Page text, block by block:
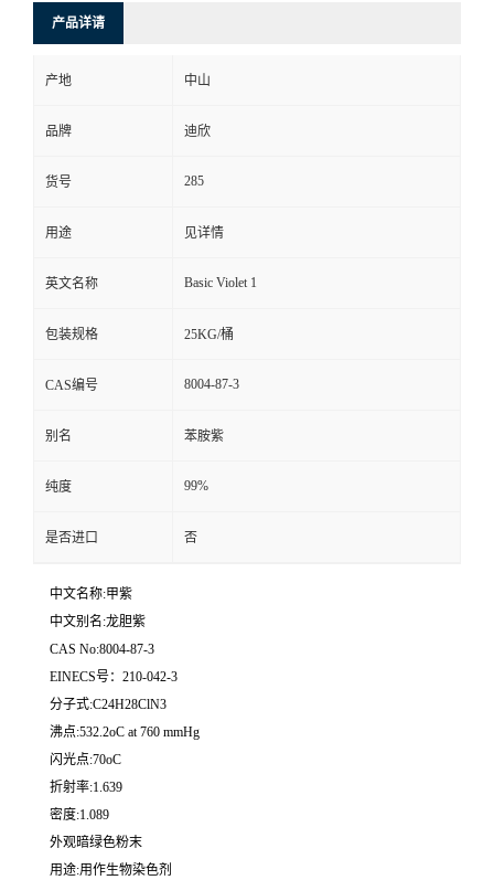
式
产品详请
产地 中山
品牌 迪欣
货号 285
用途 见详情
英文名称 Basic Violet 1
包装规格 25KG/桶
CAS编号 8004-87-3
别名 苯胺紫
纯度 99%
是否进口 否
中文名称:甲紫
中文别名:龙胆紫
CAS No:8004-87-3
EINECS号：210-042-3
分子式:C24H28ClN3
沸点:532.2oC at 760 mmHg
闪光点:70oC
折射率:1.639
密度:1.089
外观暗绿色粉末
用途:用作生物染色剂